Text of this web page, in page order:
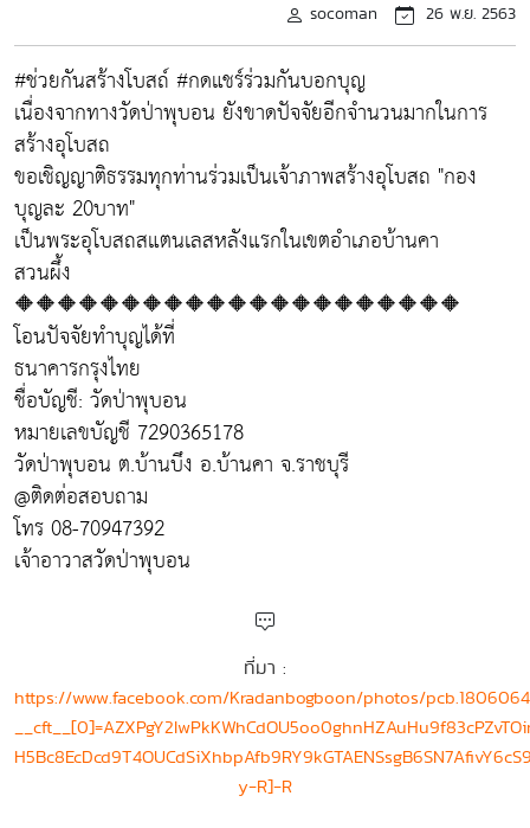
socoman 26 พ.ย. 2563
#ช่วยกันสร้างโบสถ์ #กดแชร์ร่วมกันบอกบุญ
เนื่องจากทางวัดป่าพุบอน ยังขาดปัจจัยอีกจำนวนมากในการ
สร้างอุโบสถ
ขอเชิญญาติธรรมทุกท่านร่วมเป็นเจ้าภาพสร้างอุโบสถ "กอง
บุญละ 20บาท"
เป็นพระอุโบสถสแตนเลสหลังแรกในเขตอำเภอบ้านคา
สวนผึ้ง
🔶🔶🔶🔶🔶🔶🔶🔶🔶🔶🔶🔶🔶🔶🔶🔶🔶🔶🔶🔶🔶
โอนปัจจัยทำบุญได้ที่
ธนาคารกรุงไทย
ชื่อบัญชี: วัดป่าพุบอน
หมายเลขบัญชี 7290365178
วัดป่าพุบอน ต.บ้านบึง อ.บ้านคา จ.ราชบุรี
@ติดต่อสอบถาม
โทร 08-70947392​
เจ้าอาวาสวัดป่าพุบอน
ที่มา :
https://www.facebook.com/Kradanbogboon/photos/
y-R]-R